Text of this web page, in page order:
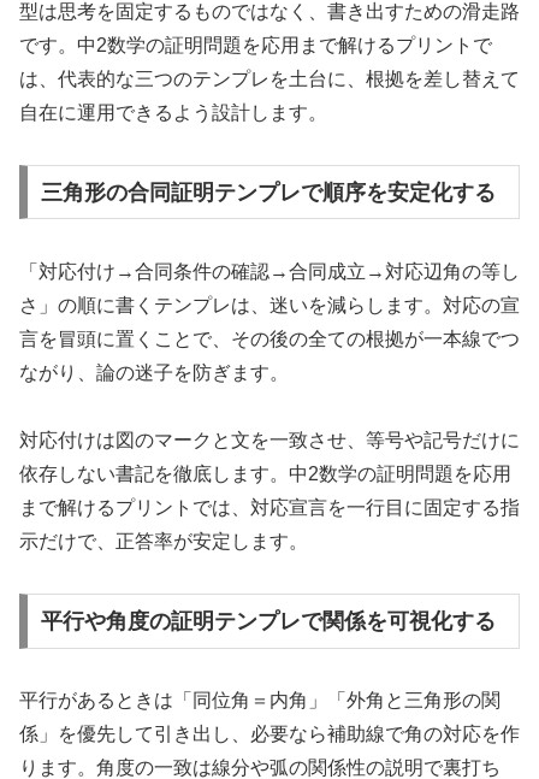
型は思考を固定するものではなく、書き出すための滑走路
です。中2数学の証明問題を応用まで解けるプリントで
は、代表的な三つのテンプレを土台に、根拠を差し替えて
自在に運用できるよう設計します。
三角形の合同証明テンプレで順序を安定化する
「対応付け→合同条件の確認→合同成立→対応辺角の等し
さ」の順に書くテンプレは、迷いを減らします。対応の宣
言を冒頭に置くことで、その後の全ての根拠が一本線でつ
ながり、論の迷子を防ぎます。
対応付けは図のマークと文を一致させ、等号や記号だけに
依存しない書記を徹底します。中2数学の証明問題を応用
まで解けるプリントでは、対応宣言を一行目に固定する指
示だけで、正答率が安定します。
平行や角度の証明テンプレで関係を可視化する
平行があるときは「同位角＝内角」「外角と三角形の関
係」を優先して引き出し、必要なら補助線で角の対応を作
ります。角度の一致は線分や弧の関係性の説明で裏打ち